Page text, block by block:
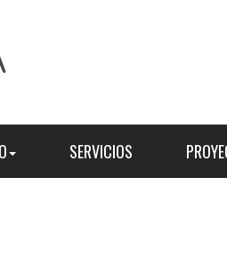
SERVICIOS